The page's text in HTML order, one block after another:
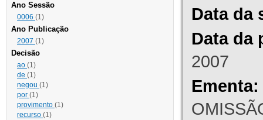
Ano Sessão
0006 (1)
Ano Publicação
2007 (1)
Decisão
ao (1)
de (1)
negou (1)
por (1)
provimento (1)
recurso (1)
Data da
Data da
2007
Ementa: